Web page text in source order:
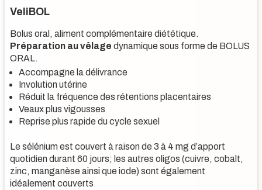
VeliBOL
Bolus oral, aliment complémentaire diététique.
Préparation au vêlage dynamique sous forme de BOLUS
ORAL.
Accompagne la délivrance
Involution utérine
Réduit la fréquence des rétentions placentaires
Veaux plus vigousses
Reprise plus rapide du cycle sexuel
Le sélénium est couvert à raison de 3 à 4 mg d’apport
quotidien durant 60 jours; les autres oligos (cuivre, cobalt,
zinc, manganèse ainsi que iode) sont également
idéalement couverts